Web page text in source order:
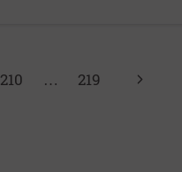
210 … 219